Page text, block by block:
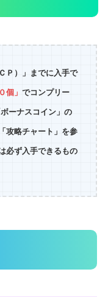
Ｐ）」までに入手で
個」 でコンプリー
ーナスコイン」の
攻略チャート」を参
必ず入手できるもの